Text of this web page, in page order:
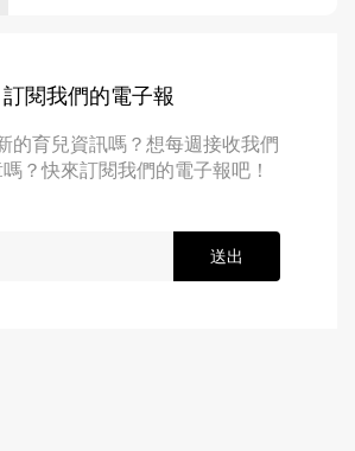
訂閱我們的電子報
的育兒資訊嗎？想每週接收我們
？快來訂閱我們的電子報吧！
送出